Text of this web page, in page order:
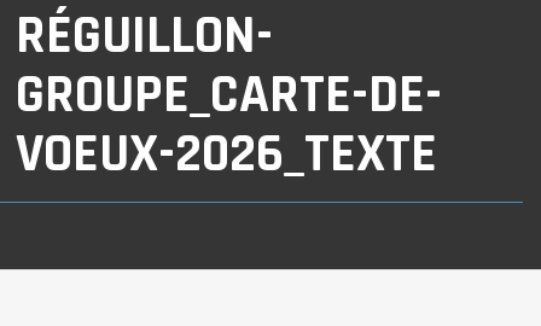
RÉGUILLON-
GROUPE_CARTE-DE-
VOEUX-2026_TEXTE